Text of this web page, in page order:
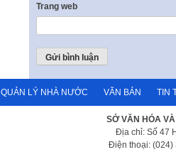
Trang web
QUẢN LÝ NHÀ NƯỚC VĂN BẢN TIN
SỞ VĂN HÓA
Địa chỉ: Số 47
Điện thoại: (024)